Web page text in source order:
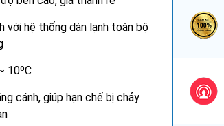
với hệ thống dàn lạnh toàn bộ
10ºC
cánh, giúp hạn chế bị chảy